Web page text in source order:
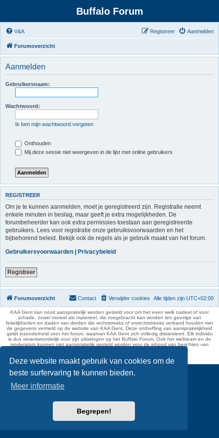
Deze website maakt gebruik van cookies om de
beste surfervaring te kunnen bieden.
Meer informatie
Begrepen!
Buffalo Forum
V&A Aanmelden
Registreer
Forumoverzicht
Aanmelden
Gebruikersnaam:
Wachtwoord:
Ik ben mijn wachtwoord vergeten
Onthouden
Mij deze sessie niet weergeven in de lijst met online gebruikers
REGISTREER
Om je te kunnen aanmelden, moet je geregistreerd zijn. Registratie neemt
enkele minuten in beslag, maar geeft je extra mogelijkheden. De
forumbeheerder kan ook extra permissies toestaan aan geregistreerde
gebruikers. Lees voor registratie onze gebruiksvoorwaarden en het
bijbehorend beleid. Bekijk ook de regels als je gebruik maakt van het forum.
Gebruikersvoorwaarden | Privacybeleid
Registreer
Forumoverzicht Alle tijden zijn UTC+02:00
Verwijder cookies
Contact
KAA Gent kan nooit aansprakelijk worden gesteld voor om het even welk nadeel of voor
schade, zowel moreel als materieel, die toegebracht kan worden ten gevolge van
feitelijkheden en daden van derden die rechtstreeks of onrechtstreeks verband houden met
de gegevens vermeld op de website van KAA Gent. Deze ontheffing van aansprakelijkheid
geldt inzonderheid voor het forum, waarvan KAA Gent zich volledig distantieert. Elk individu
is dus verantwoordelijk voor zijn uitlatingen op het Buffalo Forum. Ook het webteam en de
moderators kunnen niet aansprakelijk gesteld worden voor de inhoud van berichten van